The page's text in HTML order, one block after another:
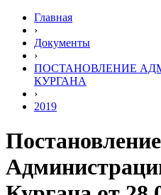
Главная
›
Документы
›
ПОСТАНОВЛЕНИЕ
КУРГАНА
›
2019
Постановление